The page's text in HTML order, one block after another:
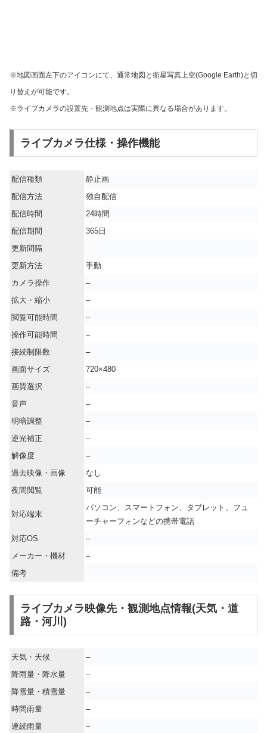
※地図画面左下のアイコンにて、通常地図と衛星写真上空(Google Earth)と切
り替えが可能です。
※ライブカメラの設置先・観測地点は実際に異なる場合があります。
ライブカメラ仕様・操作機能
配信種類
静止画
配信方法
独自配信
配信時間
24時間
配信期間
365日
更新間隔
更新方法
手動
カメラ操作
–
拡大・縮小
–
閲覧可能時間
–
操作可能時間
–
接続制限数
–
画面サイズ
720×480
画質選択
–
音声
–
明暗調整
–
逆光補正
–
解像度
–
過去映像・画像
なし
夜間閲覧
可能
対応端末
パソコン、スマートフォン、タブレット、フュ
ーチャーフォンなどの携帯電話
対応OS
–
メーカー・機材
–
備考
ライブカメラ映像先・観測地点情報(天気・道
路・河川)
天気・天候
–
降雨量・降水量
–
降雪量・積雪量
–
時間雨量
–
連続雨量
–